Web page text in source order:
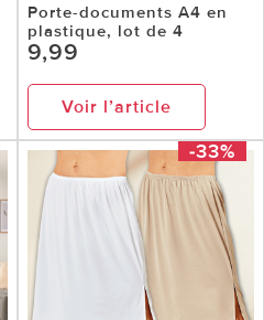
Porte-documents A4 en
plastique, lot de 4
9,99
Voir l’article
-33%